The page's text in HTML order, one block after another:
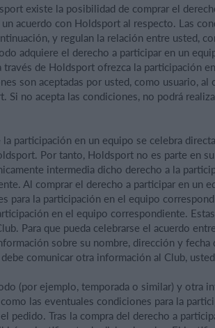
existe la posibilidad de comprar el
acuerdo con Holdsport al respecto. Las
y regulan la relación entre usted,
adquiere el derecho a participar en un
de Holdsport ofrezca la participación
son aceptadas por usted, como usuario,
Si no acepta las condiciones, no podrá
participación en un equipo se celebra
Por tanto, Holdsport no es parte en
intermedia dicho derecho a la
Al comprar el derecho a participar en un
para la participación en el equipo
en el equipo correspondiente.
Para que pueda celebrarse el acuerdo
sobre su nombre, dirección y
comunicar otra información al Club,
(por ejemplo, temporada o similar) y otra
las eventuales condiciones para la
pedido. Tras la compra del derecho a